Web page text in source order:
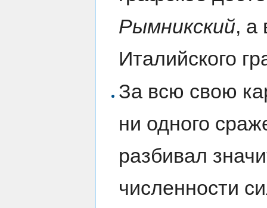
Рымникский, а
Италийского
За всю свою
ни одного
разбивал
численности